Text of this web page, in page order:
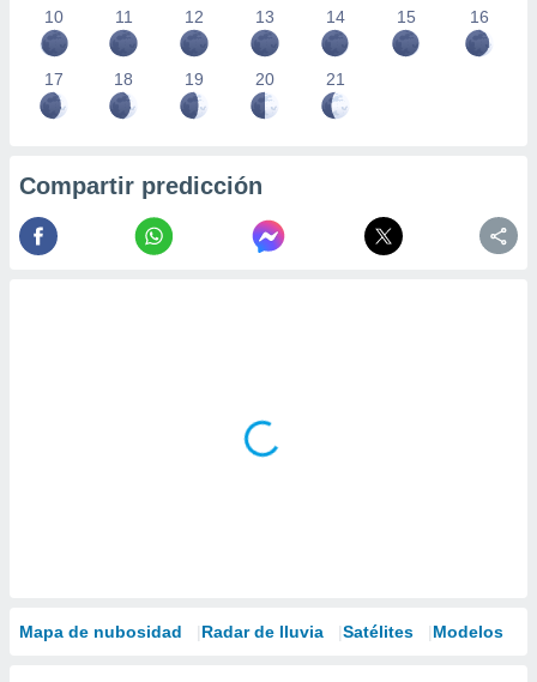
10 11 12 13 14 15 16
17 18 19 20 21
Compartir predicción
Mapa de nubosidad Radar de lluvia Satélites Modelos